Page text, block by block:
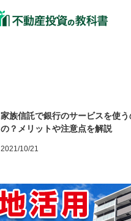
家族信託で銀行のサービスを使
の？メリットや注意点を解説
2021/10/21